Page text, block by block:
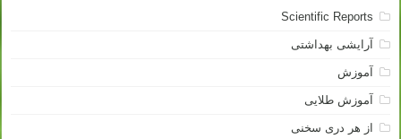
Scientific Reports
آرایشی بهداشتی
آموزش
آموزش طلایی
از هر دری سخنی